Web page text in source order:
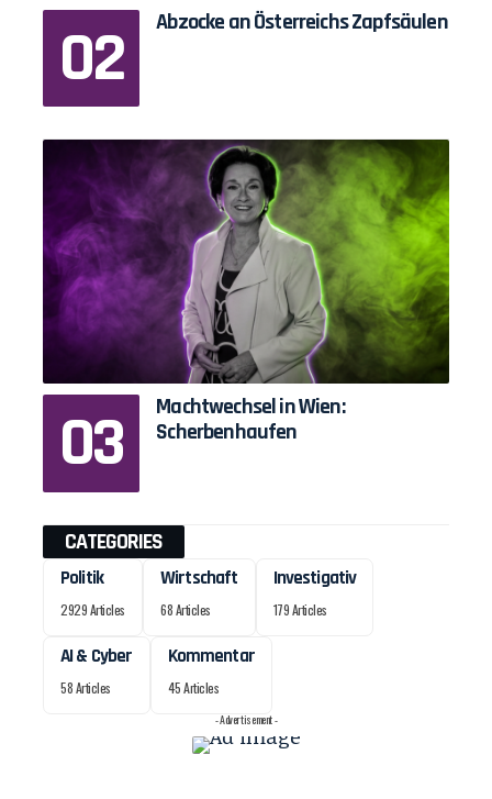
Abzocke an Österreichs Zapfsäulen
Machtwechsel in Wien:
Scherbenhaufen
CATEGORIES
Politik
2929 Articles
Wirtschaft
68 Articles
Investigativ
179 Articles
AI & Cyber
58 Articles
Kommentar
45 Articles
- Advertisement -